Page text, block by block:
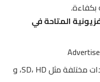
بكفاءة.
المتاحة في
بجودات مختلفة مثل SD، HD، و